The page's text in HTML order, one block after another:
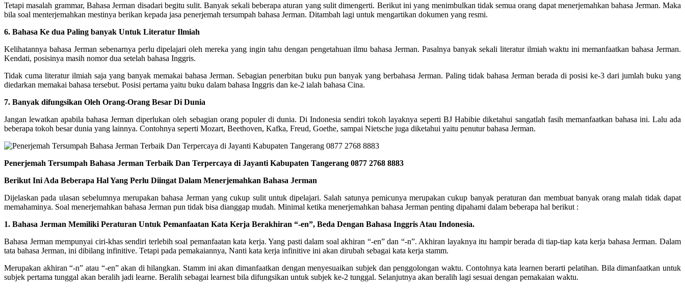
Tetapi masalah grammar, Bahasa Jerman disadari begitu sulit. Banyak sekali beberapa aturan yang sulit dimengerti. Berikut ini yang menimbulkan tidak semua orang dapat menerjemahkan bahasa Jerman. Maka
bila soal menterjemahkan mestinya berikan kepada jasa penerjemah tersumpah bahasa Jerman. Ditambah lagi untuk mengartikan dokumen yang resmi.
6. Bahasa Ke dua Paling banyak Untuk Literatur Ilmiah
Kelihatannya bahasa Jerman sebenarnya perlu dipelajari oleh mereka yang ingin tahu dengan pengetahuan ilmu bahasa Jerman. Pasalnya banyak sekali literatur ilmiah waktu ini memanfaatkan bahasa Jerman.
Kendati, posisinya masih nomor dua setelah bahasa Inggris.
Tidak cuma literatur ilmiah saja yang banyak memakai bahasa Jerman. Sebagian penerbitan buku pun banyak yang berbahasa Jerman. Paling tidak bahasa Jerman berada di posisi ke-3 dari jumlah buku yang
diedarkan memakai bahasa tersebut. Posisi pertama yaitu buku dalam bahasa Inggris dan ke-2 ialah bahasa Cina.
7. Banyak difungsikan Oleh Orang-Orang Besar Di Dunia
Jangan lewatkan apabila bahasa Jerman diperlukan oleh sebagian orang populer di dunia. Di Indonesia sendiri tokoh layaknya seperti BJ Habibie diketahui sangatlah fasih memanfaatkan bahasa ini. Lalu ada
beberapa tokoh besar dunia yang lainnya. Contohnya seperti Mozart, Beethoven, Kafka, Freud, Goethe, sampai Nietsche juga diketahui yaitu penutur bahasa Jerman.
Penerjemah Tersumpah Bahasa Jerman Terbaik Dan Terpercaya di Jayanti Kabupaten Tangerang 0877 2768 8883
Berikut Ini Ada Beberapa Hal Yang Perlu Diingat Dalam Menerjemahkan Bahasa Jerman
Dijelaskan pada ulasan sebelumnya merupakan bahasa Jerman yang cukup sulit untuk dipelajari. Salah satunya pemicunya merupakan cukup banyak peraturan dan membuat banyak orang malah tidak dapat
memahaminya. Soal menerjemahkan bahasa Jerman pun tidak bisa dianggap mudah. Minimal ketika menerjemahkan bahasa Jerman penting dipahami dalam beberapa hal berikut :
1. Bahasa Jerman Memiliki Peraturan Untuk Pemanfaatan Kata Kerja Berakhiran “-en”, Beda Dengan Bahasa Inggris Atau Indonesia.
Bahasa Jerman mempunyai ciri-khas sendiri terlebih soal pemanfaatan kata kerja. Yang pasti dalam soal akhiran “-en” dan “-n”. Akhiran layaknya itu hampir berada di tiap-tiap kata kerja bahasa Jerman. Dalam
tata bahasa Jerman, ini dibilang infinitive. Tetapi pada pemakaiannya, Nanti kata kerja infinitive ini akan dirubah sebagai kata kerja stamm.
Merupakan akhiran “-n” atau “-en” akan di hilangkan. Stamm ini akan dimanfaatkan dengan menyesuaikan subjek dan penggolongan waktu. Contohnya kata learnen berarti pelatihan. Bila dimanfaatkan untuk
subjek pertama tunggal akan beralih jadi learne. Beralih sebagai learnest bila difungsikan untuk subjek ke-2 tunggal. Selanjutnya akan beralih lagi sesuai dengan pemakaian waktu.